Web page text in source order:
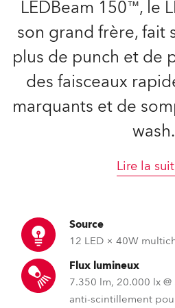
LEDBeam 150™, le
son grand frère, fait
plus de punch et de
des faisceaux
marquants et de
wash.
Lire la
Source
12 LED × 40W
Flux lumineux
7.350 lm, 20.000 lx
anti-scintillement